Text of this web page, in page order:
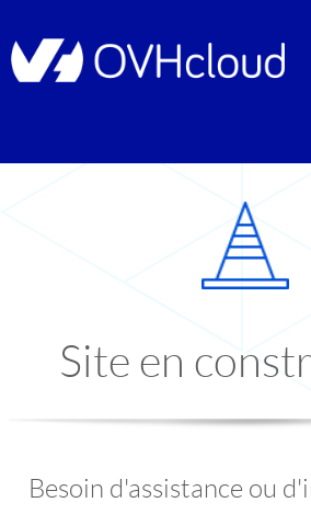
Site en
Besoin d'assistance ou